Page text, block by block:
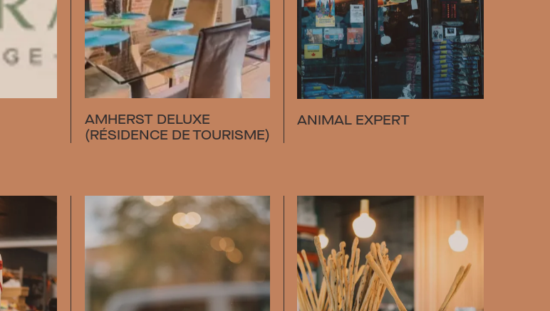
AMHERST DELUXE
(RÉSIDENCE DE TOURISME)
ANIMAL EXPERT